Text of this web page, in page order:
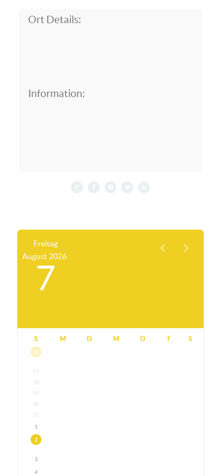
Ort Details:
Information:
Freitag
August 2026
7
S M D M D F S
26
27
28
29
30
31
1
2
3
4